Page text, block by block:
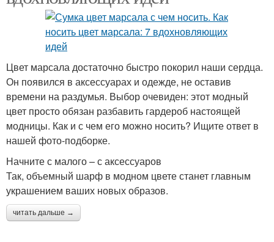
Цвет марсала достаточно быстро покорил наши сердца.
Он появился в аксессуарах и одежде, не оставив
времени на раздумья. Выбор очевиден: этот модный
цвет просто обязан разбавить гардероб настоящей
модницы. Как и с чем его можно носить? Ищите ответ в
нашей фото-подборке.
Начните с малого – с аксессуаров
Так, объемный шарф в модном цвете станет главным
украшением ваших новых образов.
читать дальше →